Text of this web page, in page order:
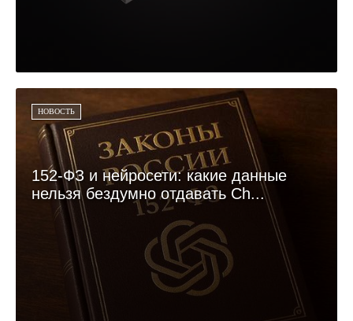
НОВОСТЬ
152-ФЗ и нейросети: какие данные
нельзя бездумно отдавать Ch...